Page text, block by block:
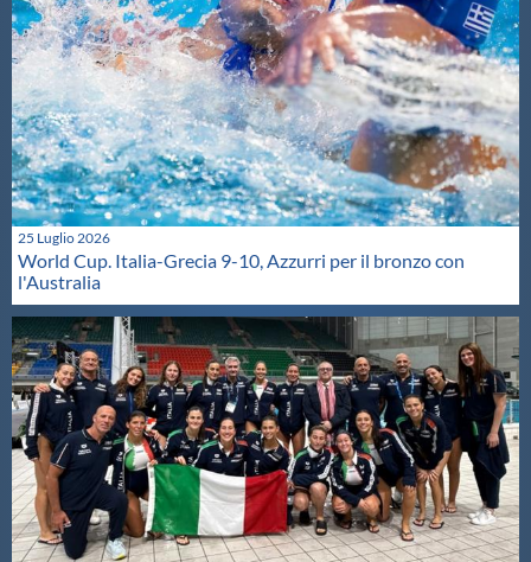
25 Luglio 2026
World Cup. Italia-Grecia 9-10, Azzurri per il bronzo con
l'Australia